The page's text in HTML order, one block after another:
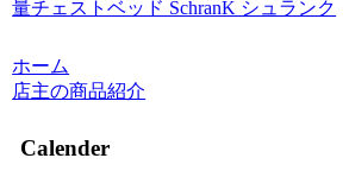
量チェストベッド SchranK シュランク
ホーム
店主の商品紹介
Calender